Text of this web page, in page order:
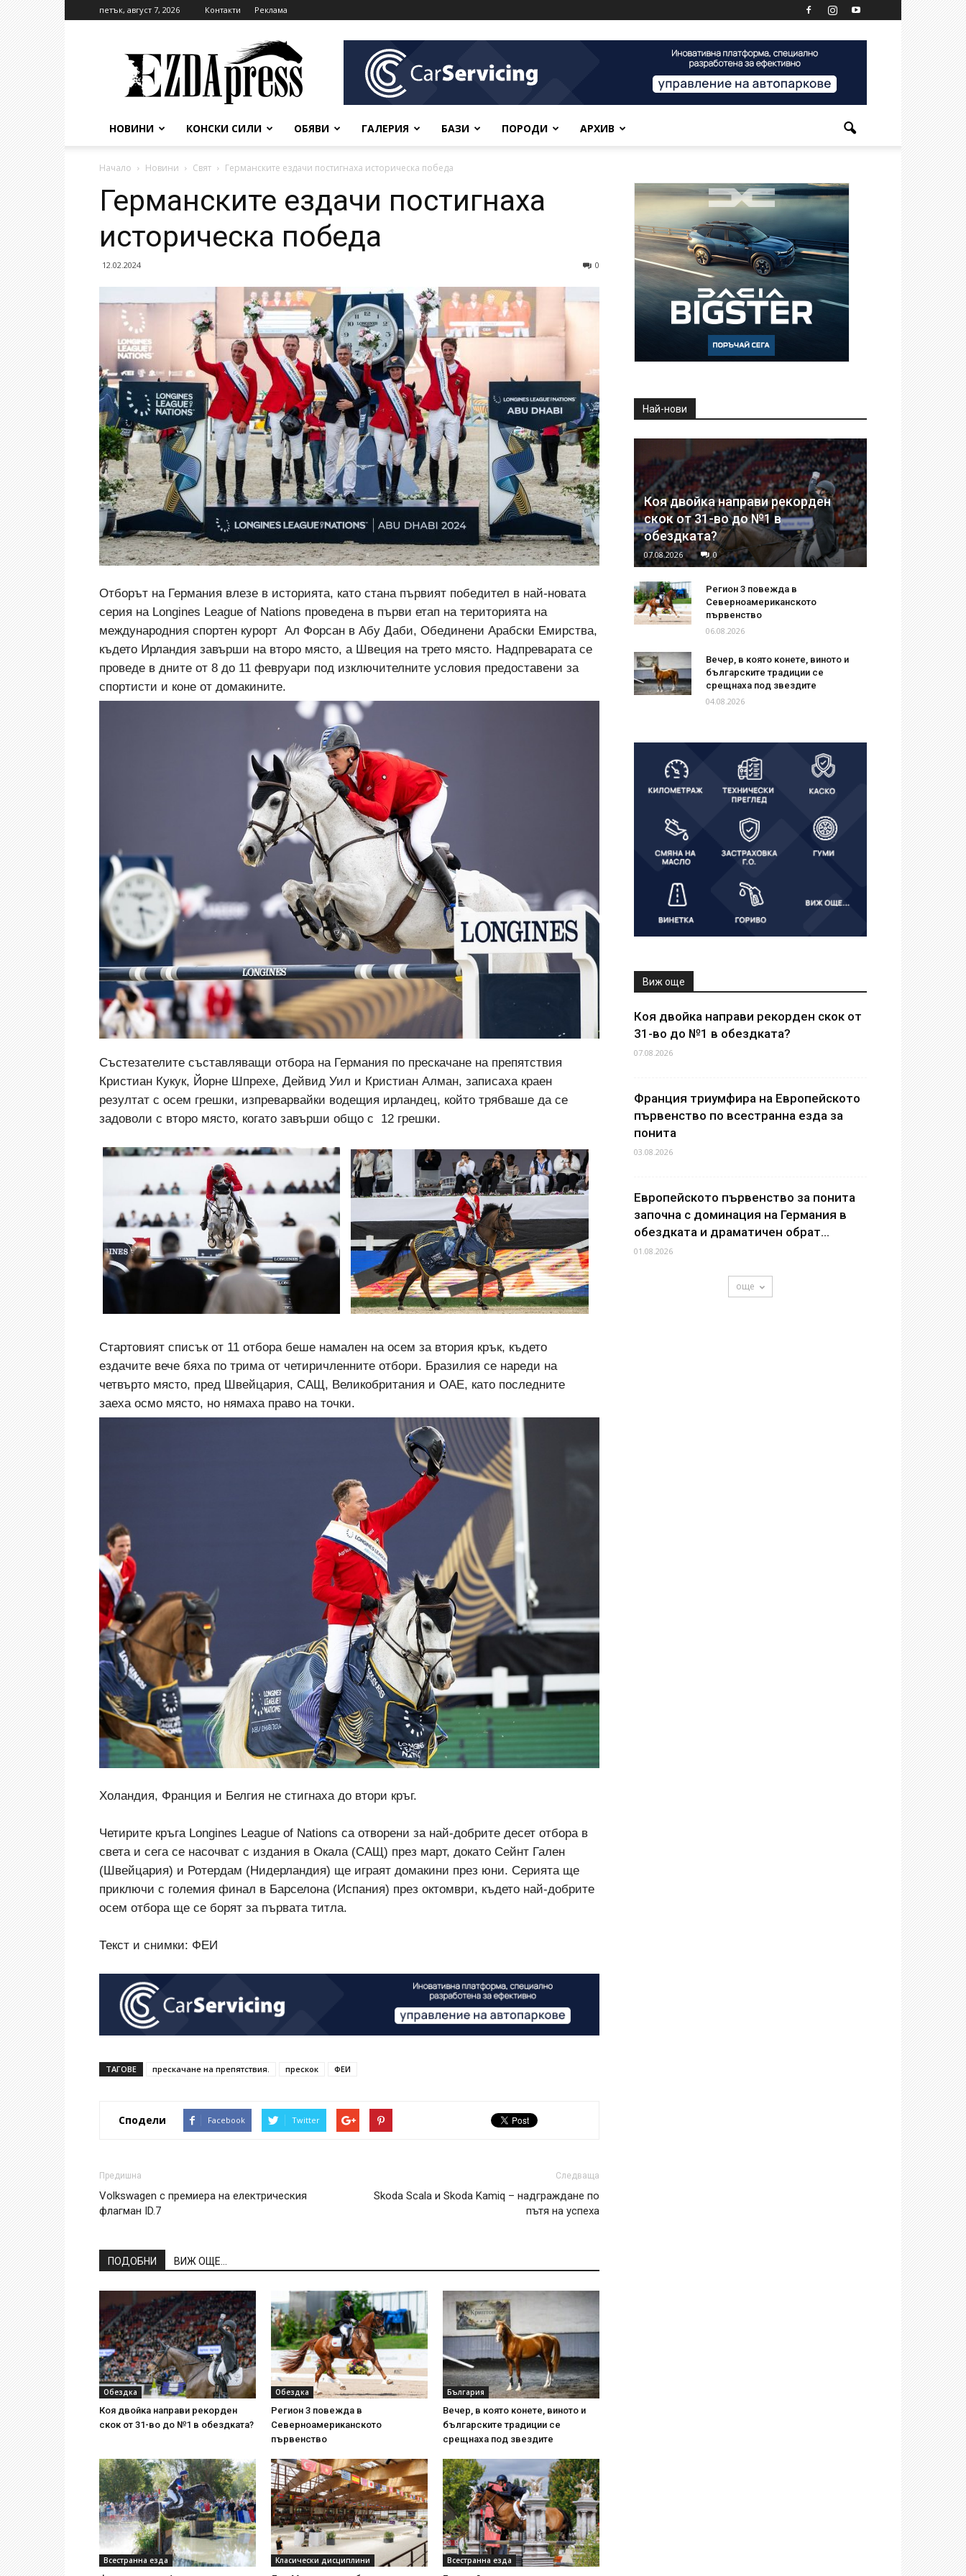
петък, август 7, 2026 Контакти Реклама
НОВИНИ КОНСКИ СИЛИ ОБЯВИ ГАЛЕРИЯ БАЗИ ПОРОДИ АРХИВ
Начало Новини Свят Германските ездачи постигнаха историческа победа
Германските ездачи постигнаха
историческа победа
12.02.2024 0
Отборът на Германия влезе в историята, като стана първият победител в най-новата
серия на Longines League of Nations проведена в първи етап на територията на
международния спортен курорт Ал Форсан в Абу Даби, Обединени Арабски Емирства,
където Ирландия завърши на второ място, а Швеция на трето място. Надпреварата се
проведе в дните от 8 до 11 февруари под изключителните условия предоставени за
спортисти и коне от домакините.
Състезателите съставляващи отбора на Германия по прескачане на препятствия
Кристиан Кукук, Йорне Шпрехе, Дейвид Уил и Кристиан Алман, записаха краен
резултат с осем грешки, изпреварвайки водещия ирландец, който трябваше да се
задоволи с второ място, когато завърши общо с 12 грешки.
Стартовият списък от 11 отбора беше намален на осем за втория крък, където
ездачите вече бяха по трима от четиричленните отбори. Бразилия се нареди на
четвърто място, пред Швейцария, САЩ, Великобритания и ОАЕ, като последните
заеха осмо място, но нямаха право на точки.
Холандия, Франция и Белгия не стигнаха до втори кръг.
Четирите кръга Longines League of Nations са отворени за най-добрите десет отбора в
света и сега се насочват с издания в Окала (САЩ) през март, докато Сейнт Гален
(Швейцария) и Ротердам (Нидерландия) ще играят домакини през юни. Серията ще
приключи с големия финал в Барселона (Испания) през октомври, където най-добрите
осем отбора ще се борят за първата титла.
Текст и снимки: ФЕИ
ТАГОВЕ прескачане на препятствия. прескок ФЕИ
Сподели Facebook Twitter
Предишна
Volkswagen с премиера на електрическия
флагман ID.7
Следваща
Skoda Scala и Skoda Kamiq – надграждане по
пътя на успеха
ПОДОБНИ ВИЖ ОЩЕ...
Обездка
Коя двойка направи рекорден
скок от 31-во до №1 в обездката?
Обездка
Регион 3 повежда в
Северноамериканското
първенство
България
Вечер, в която конете, виното и
българските традиции се
срещнаха под звездите
Всестранна езда Класически дисциплини Всестранна езда
Най-нови
Коя двойка направи рекорден
скок от 31-во до №1 в
обездката?
07.08.2026 0
Регион 3 повежда в
Северноамериканското
първенство
06.08.2026
Вечер, в която конете, виното и
българските традиции се
срещнаха под звездите
04.08.2026
Виж още
Коя двойка направи рекорден скок от
31-во до №1 в обездката?
07.08.2026
Франция триумфира на Европейското
първенство по всестранна езда за
понита
03.08.2026
Европейското първенство за понита
започна с доминация на Германия в
обездката и драматичен обрат...
01.08.2026
още